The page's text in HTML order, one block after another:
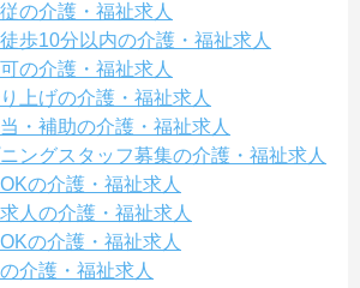
の介護・福祉求人
歩10分以内の介護・福祉求人
の介護・福祉求人
上げの介護・福祉求人
・補助の介護・福祉求人
ングスタッフ募集の介護・福祉求人
の介護・福祉求人
人の介護・福祉求人
の介護・福祉求人
介護・福祉求人